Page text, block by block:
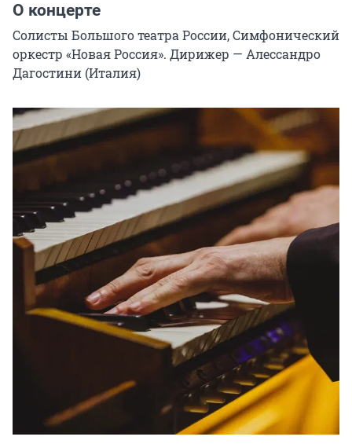
О концерте
Солисты Большого театра России, Симфонический
оркестр «Новая Россия». Дирижер — Алессандро
Дагостини (Италия)